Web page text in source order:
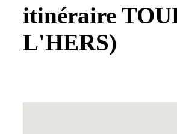
itinéraire
L'HERS)